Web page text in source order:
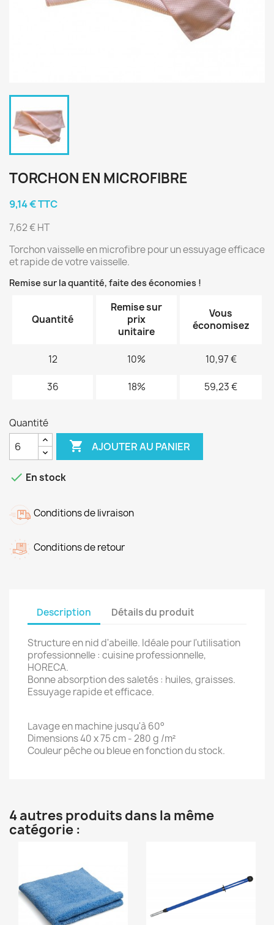
TORCHON EN MICROFIBRE
9,14 € TTC
7,62 € HT
Torchon vaisselle en microfibre pour un essuyage efficace
et rapide de votre vaisselle.
Remise sur la quantité, faite des économies !
Quantité
Remise sur
prix
unitaire
Vous
économisez
12 10% 10,97 €
36 18% 59,23 €
Quantité
 AJOUTER AU PANIER
 En stock
Conditions de livraison
Conditions de retour
Description Détails du produit
Structure en nid d'abeille. Idéale pour l'utilisation
professionnelle : cuisine professionnelle,
HORECA.
Bonne absorption des saletés : huiles, graisses.
Essuyage rapide et efficace.
Lavage en machine jusqu'à 60°
Dimensions 40 x 75 cm - 280 g /m²
Couleur pêche ou bleue en fonction du stock.
4 autres produits dans la même
catégorie :